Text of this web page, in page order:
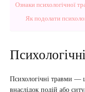
Ознаки психологічної
Як подолати
Психологічні травми —
внаслідок подій або